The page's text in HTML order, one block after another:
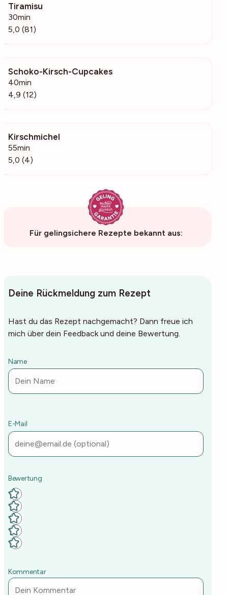
Tiramisu
30min
5,0 (81)
Schoko-Kirsch-Cupcakes
40min
4,9 (12)
Kirschmichel
55min
5,0 (4)
Für gelingsichere Rezepte bekannt aus:
Deine Rückmeldung zum Rezept
Hast du das Rezept nachgemacht? Dann freue ich
mich über dein Feedback und deine Bewertung.
Kommentar
Deine Rezept-Bewertung
Name
E-Mail